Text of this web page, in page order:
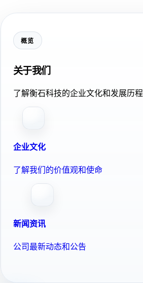
概览
关于我们
了解衡石科技的企业文化和发展历程
企业文化
了解我们的价值观和使命
新闻资讯
公司最新动态和公告